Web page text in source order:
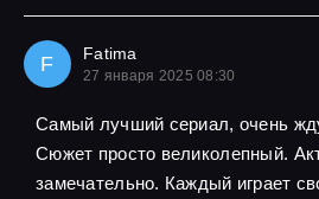
F Fatima
27 января 2025 08:30
Самый лучший сериал, очень
Сюжет просто великолепный.
замечательно. Каждый играет